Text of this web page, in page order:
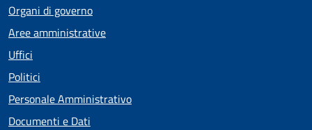
Organi di governo
Aree amministrative
Uffici
Politici
Personale Amministrativo
Documenti e Dati